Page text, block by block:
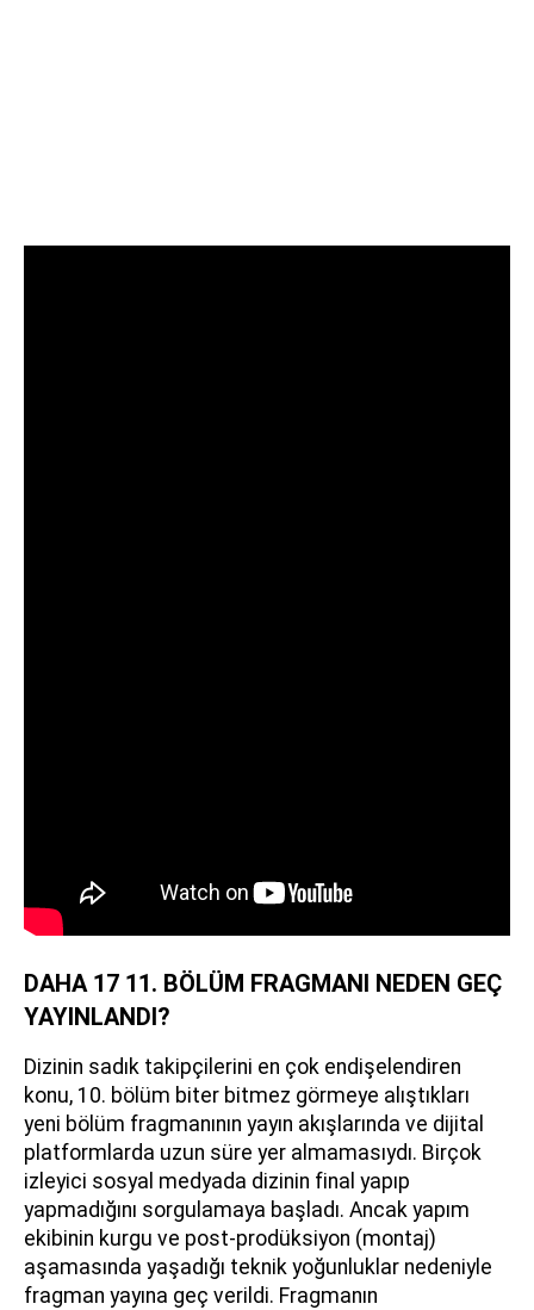
DAHA 17 11. BÖLÜM FRAGMANI NEDEN GEÇ
YAYINLANDI?
Dizinin sadık takipçilerini en çok endişelendiren
konu, 10. bölüm biter bitmez görmeye alıştıkları
yeni bölüm fragmanının yayın akışlarında ve dijital
platformlarda uzun süre yer almamasıydı. Birçok
izleyici sosyal medyada dizinin final yapıp
yapmadığını sorgulamaya başladı. Ancak yapım
ekibinin kurgu ve post-prodüksiyon (montaj)
aşamasında yaşadığı teknik yoğunluklar nedeniyle
fragman yayına geç verildi. Fragmanın